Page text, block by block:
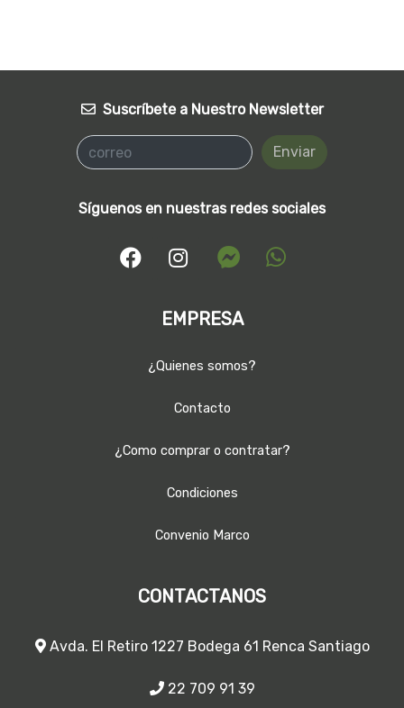
Suscríbete a Nuestro Newsletter
Enviar
Síguenos en nuestras redes sociales
EMPRESA
¿Quienes somos?
Contacto
¿Como comprar o contratar?
Condiciones
Convenio Marco
CONTACTANOS
Avda. El Retiro 1227 Bodega 61 Renca Santiago
22 709 91 39